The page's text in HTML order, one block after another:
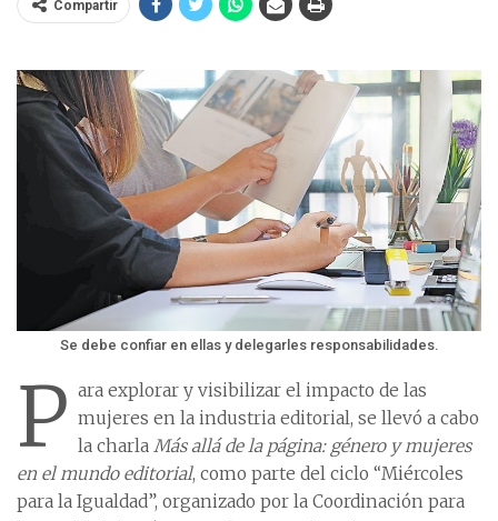
Compartir
Se debe confiar en ellas y delegarles responsabilidades.
P ara explorar y visibilizar el impacto de las
mujeres en la industria editorial, se llevó a cabo
la charla Más allá de la página: género y mujeres
en el mundo editorial, como parte del ciclo “Miércoles
para la Igualdad”, organizado por la Coordinación para